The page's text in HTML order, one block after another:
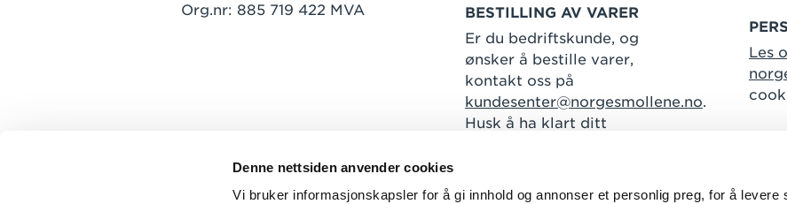
Denne nettsiden anvender cookies
Vi bruker informasjonskapsler for å gi innhold og annonser et personlig preg, for å levere
Org.nr: 885 719 422 MVA
BESTILLING AV VARER
Er du bedriftskunde, og
ønsker å bestille varer,
kontakt oss på
kundesenter@norgesmollene.no.
Husk å ha klart ditt
Les